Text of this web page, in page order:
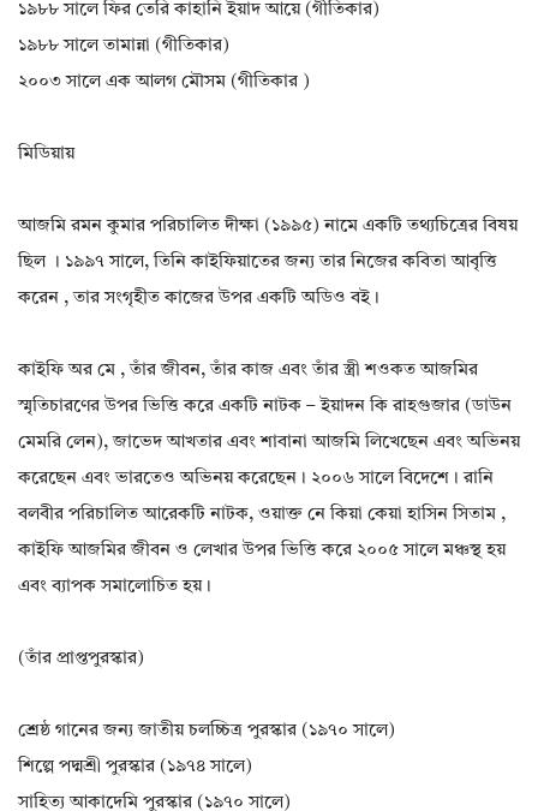
১৯৮৮ সালে ফির তেরি কাহানি ইয়াদ আয়ে (গীতিকার)
১৯৮৮ সালে তামান্না (গীতিকার)
২০০৩ সালে এক আলগ মৌসম (গীতিকার )
মিডিয়ায়
আজমি রমন কুমার পরিচালিত দীক্ষা (১৯৯৫) নামে একটি তথ্যচিত্রের বিষয়
ছিল । ১৯৯৭ সালে, তিনি কাইফিয়াতের জন্য তার নিজের কবিতা আবৃত্তি
করেন , তার সংগৃহীত কাজের উপর একটি অডিও বই।
কাইফি অর মে , তাঁর জীবন, তাঁর কাজ এবং তাঁর স্ত্রী শওকত আজমির
স্মৃতিচারণের উপর ভিত্তি করে একটি নাটক – ইয়াদন কি রাহগুজার (ডাউন
মেমরি লেন), জাভেদ আখতার এবং শাবানা আজমি লিখেছেন এবং অভিনয়
করেছেন এবং ভারতেও অভিনয় করেছেন। ২০০৬ সালে বিদেশে। রানি
বলবীর পরিচালিত আরেকটি নাটক, ওয়াক্ত নে কিয়া কেয়া হাসিন সিতাম ,
কাইফি আজমির জীবন ও লেখার উপর ভিত্তি করে ২০০৫ সালে মঞ্চস্থ হয়
এবং ব্যাপক সমালোচিত হয়।
(তাঁর প্রাপ্তপুরস্কার)
শ্রেষ্ঠ গানের জন্য জাতীয় চলচ্চিত্র পুরস্কার (১৯৭০ সালে)
শিল্পে পদ্মশ্রী পুরস্কার (১৯৭৪ সালে)
সাহিত্য আকাদেমি পুরস্কার (১৯৭০ সালে)